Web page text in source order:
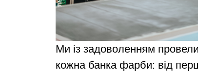
Ми із задоволенням
кожна банка фарби: від